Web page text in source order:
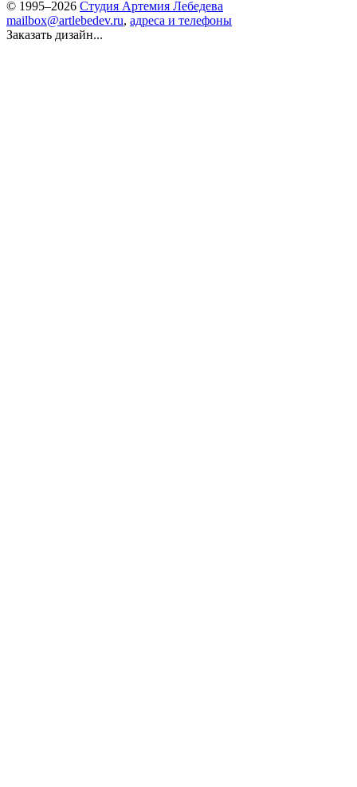
© 1995–2026 Студия Артемия Лебедева
mailbox@artlebedev.ru, адреса и телефоны
Заказать дизайн...